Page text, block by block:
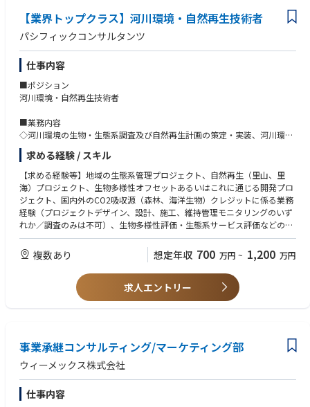
【業界トップクラス】河川環境・自然再生技術者
パシフィックコンサルタンツ
仕事内容
■ポジション
河川環境・自然再生技術者
■業務内容
◇河川環境の生物・生態系調査及び自然再生計画の策定・実装、河川環境
定量評価
◇森林・里山・沿岸域（藻場等）の自然再生に係わる調査・分析・計画策
定・実装
◇グリーンインフラ等NbS計画策定・実装支援、ESGを背景とした企業の
30 by 30貢献や自然系クレジットの創出等支援
これらのガイドライン作成や生物多様性地域戦略策定等政策支援、生物多
様性価値評価等に係る研究・技術開発
求める経験 / スキル
【求める経験等】地域の生態系管理プロジェクト、自然再生（里山、里
海）プロジェクト、生物多様性オフセットあるいはこれに通じる開発プロ
ジェクト、国内外のCO2吸収源（森林、海洋生物）クレジットに係る業務
経験（プロジェクトデザイン、設計、施工、維持管理モニタリングのいず
れか／調査のみは不可）、生物多様性評価・生態系サービス評価などの職
務内容に資する経験 ※GIS解析を活用できる方を優遇
複数あり 想定年収 700 万円 ~ 1,200 万円
求人エントリー
事業承継コンサルティング/マーケティング部
ウィーメックス株式会社
仕事内容